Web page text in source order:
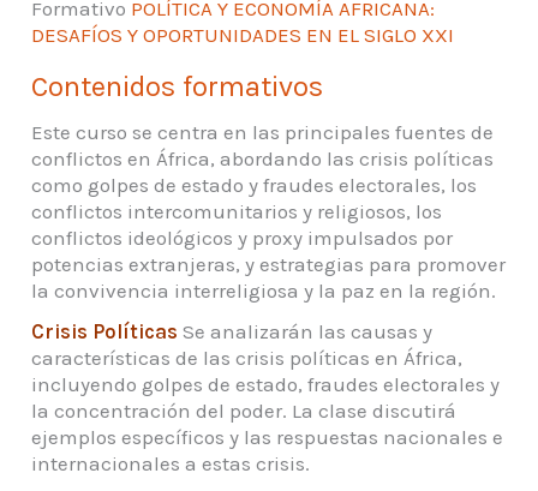
Formativo POLÍTICA Y ECONOMÍA AFRICANA:
DESAFÍOS Y OPORTUNIDADES EN EL SIGLO XXI
Contenidos formativos
Este curso se centra en las principales fuentes de
conflictos en África, abordando las crisis políticas
como golpes de estado y fraudes electorales, los
conflictos intercomunitarios y religiosos, los
conflictos ideológicos y proxy impulsados por
potencias extranjeras, y estrategias para promover
la convivencia interreligiosa y la paz en la región.
Crisis Políticas Se analizarán las causas y
características de las crisis políticas en África,
incluyendo golpes de estado, fraudes electorales y
la concentración del poder. La clase discutirá
ejemplos específicos y las respuestas nacionales e
internacionales a estas crisis.